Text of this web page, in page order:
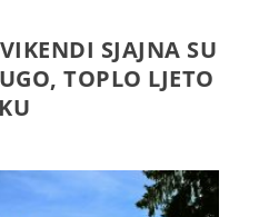
SJAJNA SU
TOPLO LJETO